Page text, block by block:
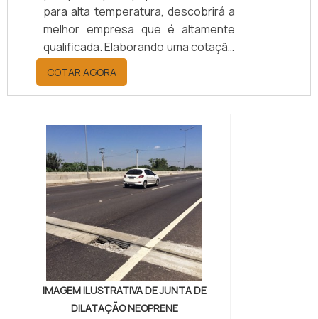
para alta temperatura, descobrirá a
melhor empresa que é altamente
qualificada. Elaborando uma cotação
por meio da plataforma e
descobrindo a melhor referência do
mercado.MAIS INFORMAÇÕES
HIDRÁULICO PARA ALTA
TEMPERATURASe alguém pesquisar
papelão hidráulico para alta
temperatura encontra na internet a
kaelved. Uma empresa com alto
know-how em laudos ...
COTAR AGORA
IMAGEM ILUSTRATIVA DE JUNTA DE
DILATAÇÃO NEOPRENE